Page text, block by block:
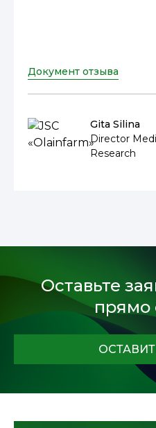
Документ отзыва
Gita Silina
Director
Research
Оставьте
прямо